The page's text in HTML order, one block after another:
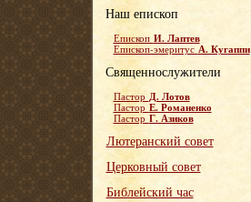
Наш епископ
Епископ И. Лаптев
Епископ-эмеритус А. Кугаппи
Священнослужители
Пастор Д. Лотов
Пастор Е. Романенко
Пастор Г. Азиков
Лютеранский совет
Церковный совет
Библейский час